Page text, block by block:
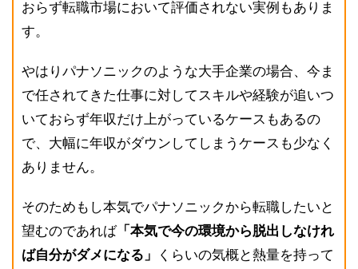
おらず転職市場において評価されない実例もありま
す。
やはりパナソニックのような大手企業の場合、今ま
で任されてきた仕事に対してスキルや経験が追いつ
いておらず年収だけ上がっているケースもあるの
で、大幅に年収がダウンしてしまうケースも少なく
ありません。
そのためもし本気でパナソニックから転職したいと
望むのであれば「本気で今の環境から脱出しなけれ
ば自分がダメになる」
くらいの気概と熱量を持って